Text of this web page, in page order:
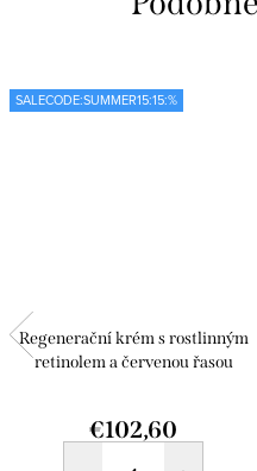
SALECODE:SUMMER15:15:%
Regenerační krém s rostlinným
retinolem a červenou řasou
€102,60